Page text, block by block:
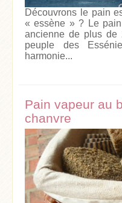
Découvrons le pain
« essène » ? Le
ancienne de plus de
peuple des
harmonie...
Pain vapeur au
chanvre